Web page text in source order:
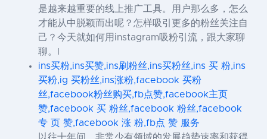
是越来越重要的线上推广工具。用户那么多，怎么
才能从中脱颖而出呢？怎样吸引更多的粉丝关注自
己？今天就如何用instagram吸粉引流，跟大家聊
聊。I
ins买粉,ins买赞,ins刷粉丝,ins买粉丝,ins 买 粉,ins
买粉,ig 买粉丝,ins涨粉,facebook 买粉
丝,facebook粉丝购买,fb点赞,facebook主页
赞,facebook 买 粉丝,facebook 粉丝,facebook
专 页 赞,facebook 涨 粉,fb点 赞 服务
以往十年间，非常少有领域的发展趋势速率和获得